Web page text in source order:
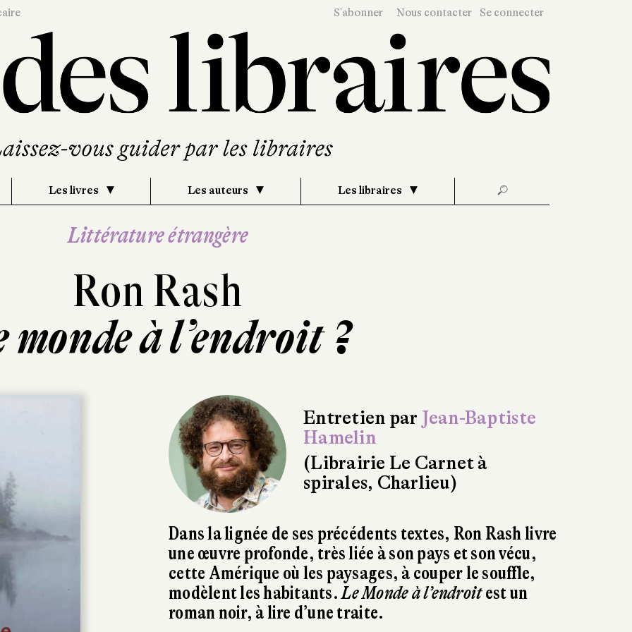
S'abonner Nous contacter Se connecter
Les livres Les auteurs Les libraires 🔎
Littérature étrangère
Ron Rash
monde à l’endroit ?
Entretien par Jean-Baptiste
Hamelin
(Librairie Le Carnet à
spirales, Charlieu)
Dans la lignée de ses précédents textes, Ron Rash livre
une œuvre profonde, très liée à son pays et son vécu,
cette Amérique où les paysages, à couper le souffle,
modèlent les habitants.Le Monde à l’endroitest un
roman noir, à lire d’une traite.